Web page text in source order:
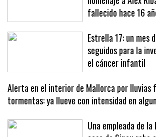
Los bomberos de
homenaje a Álex
fallecido hace 16
Estrella 17: un mes
seguidos para la
el cáncer infantil
Alerta en el interior de Mallorca por lluvias
tormentas: ya llueve con intensidad en